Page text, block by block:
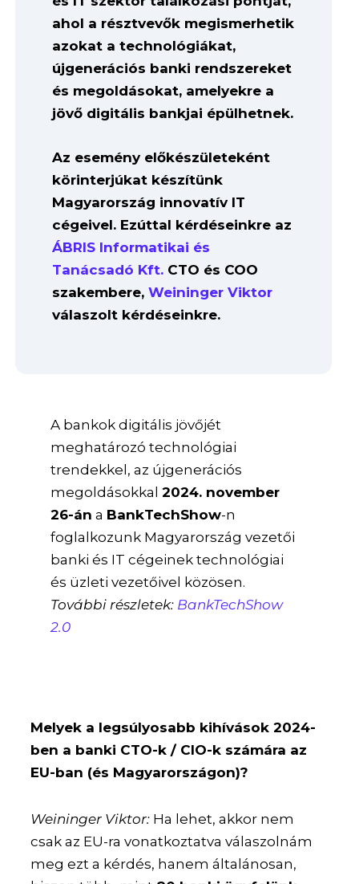
ahol a résztvevők megismerhetik
azokat a technológiákat,
újgenerációs banki rendszereket
és megoldásokat, amelyekre a
jövő digitális bankjai épülhetnek.
Az esemény előkészületeként
körinterjúkat készítünk
Magyarország innovatív IT
cégeivel. Ezúttal kérdéseinkre az
ÁBRIS Informatikai és
Tanácsadó Kft. CTO és COO
szakembere,Weininger Viktor
válaszolt kérdéseinkre.
A bankok digitális jövőjét
meghatározó technológiai
trendekkel, az újgenerációs
megoldásokkal2024. november
26-án a BankTechShow-n
foglalkozunk Magyarország vezetői
banki és IT cégeinek technológiai
és üzleti vezetőivel közösen.
További részletek: BankTechShow
2.0
Melyek a legsúlyosabb kihívások 2024-
ben a banki CTO-k / CIO-k számára az
EU-ban (és Magyarországon)?
Weininger Viktor: Ha lehet, akkor nem
csak az EU-ra vonatkoztatva válaszolnám
meg ezt a kérdés, hanem általánosan,